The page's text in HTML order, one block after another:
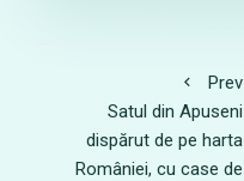
Prev
Satul din Apuseni
dispărut de pe harta
României, cu case de